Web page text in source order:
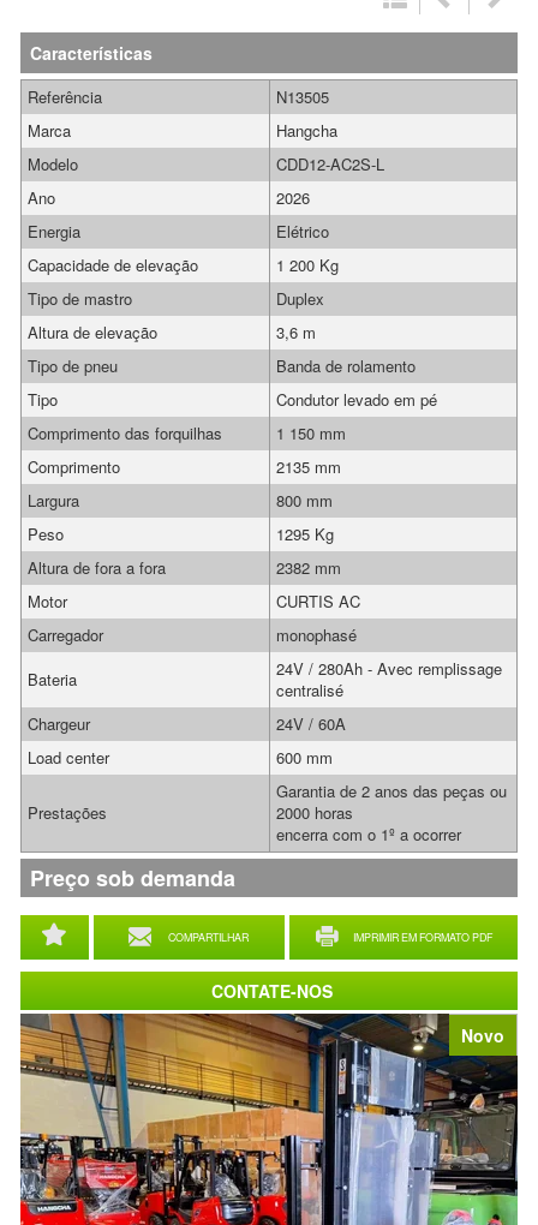
Novo
Características
COMPARTILHAR IMPRIMIR EM FORMATO PDF
Referência
N13505
Marca
Hangcha
Modelo
CDD12-AC2S-L
Ano
2026
Energia
Elétrico
Capacidade de elevação
1 200 Kg
Tipo de mastro
Duplex
Altura de elevação
3,6 m
Tipo de pneu
Banda de rolamento
Tipo
Condutor levado em pé
Comprimento das forquilhas
1 150 mm
Comprimento
2135 mm
Largura
800 mm
Peso
1295 Kg
Altura de fora a fora
2382 mm
Motor
CURTIS AC
Carregador
monophasé
Bateria
24V / 280Ah - Avec remplissage
centralisé
Chargeur
24V / 60A
Load center
600 mm
Prestações
Garantia de 2 anos das peças ou
2000 horas
encerra com o 1º a ocorrer
Preço sob demanda
CONTATE-NOS